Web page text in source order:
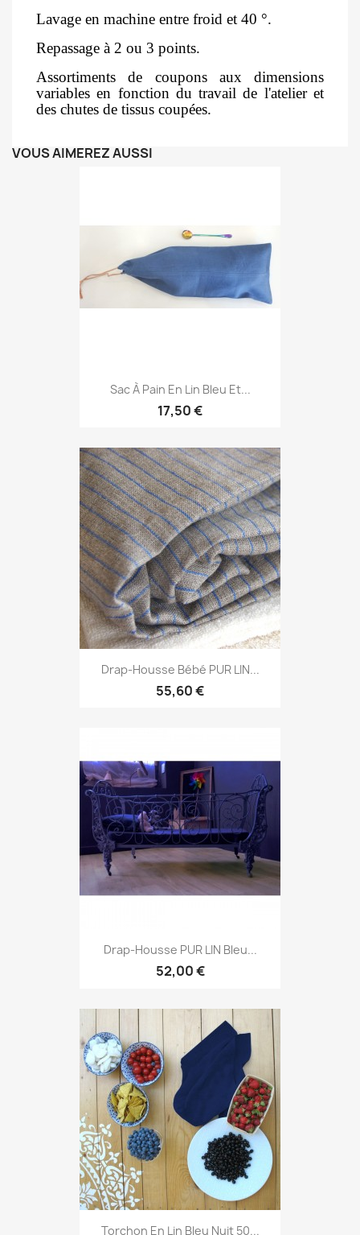
Lavage en machine entre froid et 40 °.
Repassage à 2 ou 3 points.
Assortiments de coupons aux dimensions
variables en fonction du travail de l'atelier et
des chutes de tissus coupées.
VOUS AIMEREZ AUSSI
Sac À Pain En Lin Bleu Et...
17,50 €
Drap-Housse Bébé PUR LIN...
55,60 €
Drap-Housse PUR LIN Bleu...
52,00 €
Torchon En Lin Bleu Nuit 50...